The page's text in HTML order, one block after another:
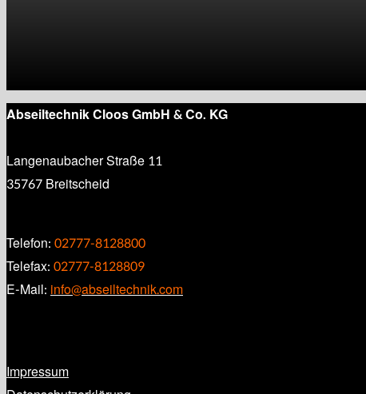
Abseiltechnik Cloos GmbH & Co. KG
Langenaubacher Straße 11
35767 Breitscheid
Telefon:02777-8128800
Telefax:02777-8128809
E-Mail:info@abseiltechnik.com
Impressum